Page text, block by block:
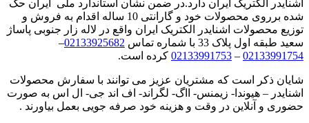
اشنایدر الکتریک ایران دارد.در ضمن نشان استاندارد ملی ایران حک
شده برروی محصولات خود و گارانتی 10 ساله اقدام به فروش و
توزیع محصولات اشنایدر الکتریک ایران واقع در لاله زار جنوبی پاساژ
سعید طبقه اول پلاک 33 با شماره تماس
02133925682
–
02133991754
–
02133991753 کرده است.
شایان ذکر است که مشتریان عزیز می توانند با سفارش محصولات
اشنایدر – هیوندا- زیمنس- ااگ- لگراند- اف اند جی- ال اس به صورت
حضوری و آنلاین در وقت و هزینه خود صرفه جویی بعمل بیاورند .